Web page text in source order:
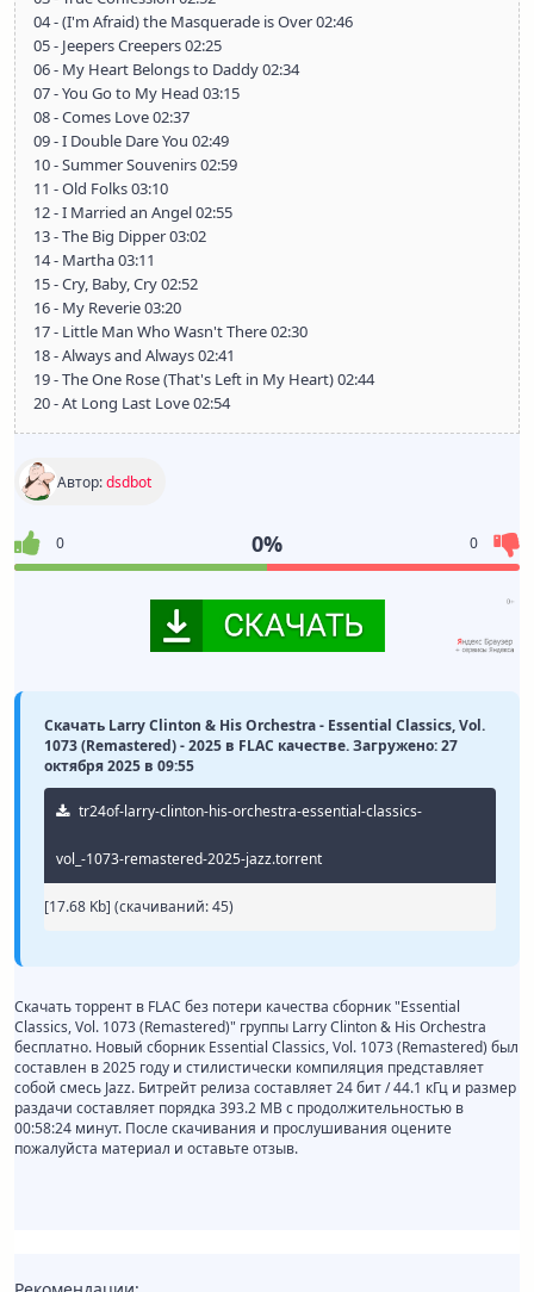
04 - (I'm Afraid) the Masquerade is Over 02:46
05 - Jeepers Creepers 02:25
06 - My Heart Belongs to Daddy 02:34
07 - You Go to My Head 03:15
08 - Comes Love 02:37
09 - I Double Dare You 02:49
10 - Summer Souvenirs 02:59
11 - Old Folks 03:10
12 - I Married an Angel 02:55
13 - The Big Dipper 03:02
14 - Martha 03:11
15 - Cry, Baby, Cry 02:52
16 - My Reverie 03:20
17 - Little Man Who Wasn't There 02:30
18 - Always and Always 02:41
19 - The One Rose (That's Left in My Heart) 02:44
20 - At Long Last Love 02:54
Автор:dsdbot
0 0% 0
Скачать Larry Clinton & His Orchestra - Essential Classics, Vol.
1073 (Remastered) - 2025 в FLAC качестве. Загружено: 27
октября 2025 в 09:55
tr24of-larry-clinton-his-orchestra-essential-classics-
vol_-1073-remastered-2025-jazz.torrent
[17.68 Kb] (cкачиваний: 45)
Скачать торрент в FLAC без потери качества сборник "Essential
Classics, Vol. 1073 (Remastered)" группы Larry Clinton & His Orchestra
бесплатно. Новый сборник Essential Classics, Vol. 1073 (Remastered) был
составлен в 2025 году и стилистически компиляция представляет
собой смесь Jazz. Битрейт релиза составляет 24 бит / 44.1 кГц и размер
раздачи составляет порядка 393.2 MB с продолжительностью в
00:58:24 минут. После скачивания и прослушивания оцените
пожалуйста материал и оставьте отзыв.